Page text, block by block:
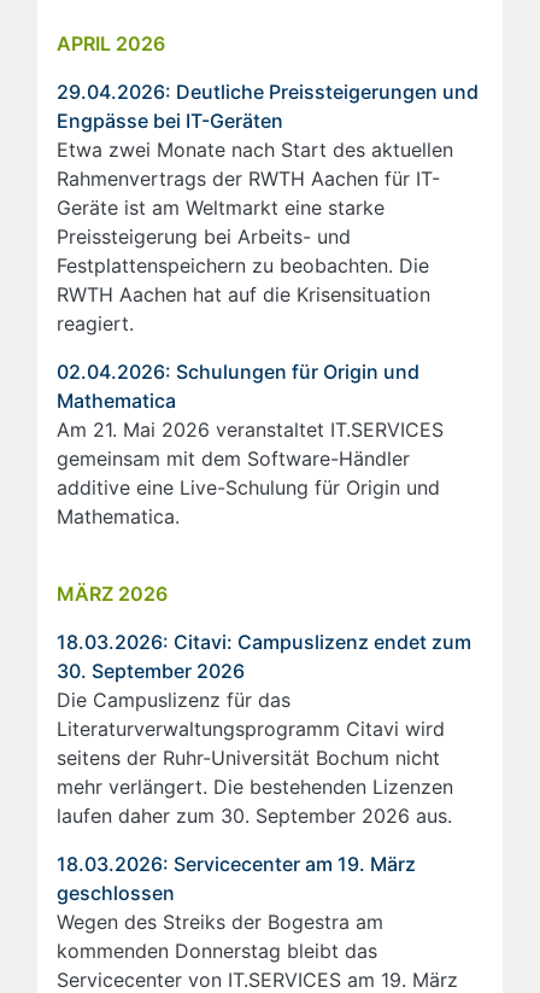
APRIL 2026
29.04.2026: Deutliche Preissteigerungen und
Engpässe bei IT-Geräten
Etwa zwei Monate nach Start des aktuellen
Rahmenvertrags der RWTH Aachen für IT-
Geräte ist am Weltmarkt eine starke
Preissteigerung bei Arbeits- und
Festplattenspeichern zu beobachten. Die
RWTH Aachen hat auf die Krisensituation
reagiert.
02.04.2026: Schulungen für Origin und
Mathematica
Am 21. Mai 2026 veranstaltet IT.SERVICES
gemeinsam mit dem Software-Händler
additive eine Live-Schulung für Origin und
Mathematica.
MÄRZ 2026
18.03.2026: Citavi: Campuslizenz endet zum
30. September 2026
Die Campuslizenz für das
Literaturverwaltungsprogramm Citavi wird
seitens der Ruhr-Universität Bochum nicht
mehr verlängert. Die bestehenden Lizenzen
laufen daher zum 30. September 2026 aus.
18.03.2026: Servicecenter am 19. März
geschlossen
Wegen des Streiks der Bogestra am
kommenden Donnerstag bleibt das
Servicecenter von IT.SERVICES am 19. März